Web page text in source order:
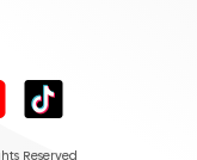
Reserved